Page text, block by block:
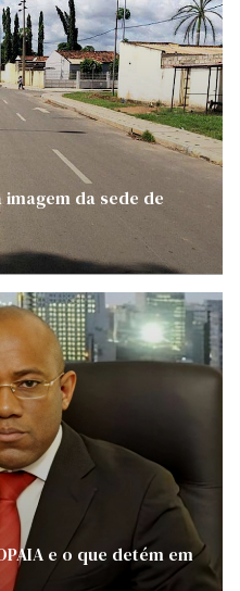
da sede de
e o que detém em